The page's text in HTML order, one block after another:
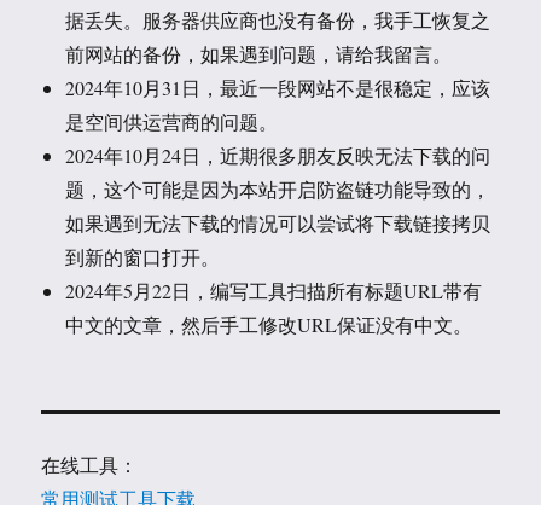
据丢失。服务器供应商也没有备份，我手工恢复之
前网站的备份，如果遇到问题，请给我留言。
2024年10月31日，最近一段网站不是很稳定，应该
是空间供运营商的问题。
2024年10月24日，近期很多朋友反映无法下载的问
题，这个可能是因为本站开启防盗链功能导致的，
如果遇到无法下载的情况可以尝试将下载链接拷贝
到新的窗口打开。
2024年5月22日，编写工具扫描所有标题URL带有
中文的文章，然后手工修改URL保证没有中文。
在线工具：
常用测试工具下载